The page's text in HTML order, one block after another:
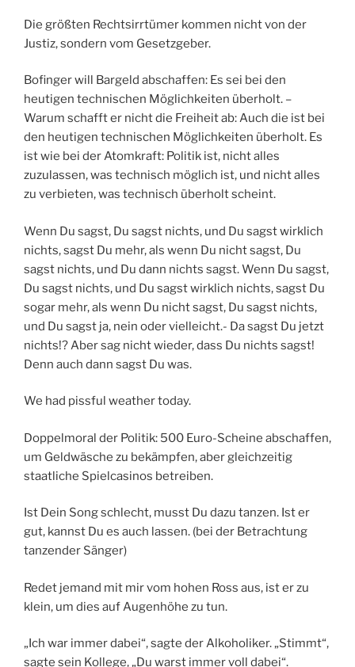
Die größten Rechtsirrtümer kommen nicht von der
Justiz, sondern vom Gesetzgeber.
Bofinger will Bargeld abschaffen: Es sei bei den
heutigen technischen Möglichkeiten überholt. –
Warum schafft er nicht die Freiheit ab: Auch die ist bei
den heutigen technischen Möglichkeiten überholt. Es
ist wie bei der Atomkraft: Politik ist, nicht alles
zuzulassen, was technisch möglich ist, und nicht alles
zu verbieten, was technisch überholt scheint.
Wenn Du sagst, Du sagst nichts, und Du sagst wirklich
nichts, sagst Du mehr, als wenn Du nicht sagst, Du
sagst nichts, und Du dann nichts sagst. Wenn Du sagst,
Du sagst nichts, und Du sagst wirklich nichts, sagst Du
sogar mehr, als wenn Du nicht sagst, Du sagst nichts,
und Du sagst ja, nein oder vielleicht.- Da sagst Du jetzt
nichts!? Aber sag nicht wieder, dass Du nichts sagst!
Denn auch dann sagst Du was.
We had pissful weather today.
Doppelmoral der Politik: 500 Euro-Scheine abschaffen,
um Geldwäsche zu bekämpfen, aber gleichzeitig
staatliche Spielcasinos betreiben.
Ist Dein Song schlecht, musst Du dazu tanzen. Ist er
gut, kannst Du es auch lassen. (bei der Betrachtung
tanzender Sänger)
Redet jemand mit mir vom hohen Ross aus, ist er zu
klein, um dies auf Augenhöhe zu tun.
„Ich war immer dabei“, sagte der Alkoholiker. „Stimmt“,
sagte sein Kollege, „Du warst immer voll dabei“.